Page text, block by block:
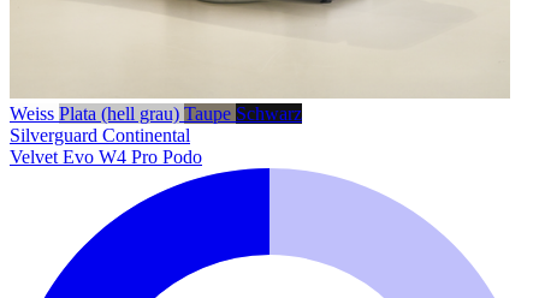
Weiss Plata (hell grau) Taupe Schwarz
Silverguard Continental
Velvet Evo W4 Pro Podo